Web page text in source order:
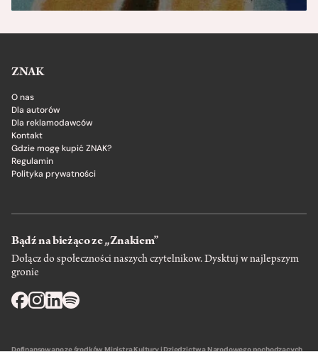
ZNAK
O nas
Dla autorów
Dla reklamodawców
Kontakt
Gdzie mogę kupić ZNAK?
Regulamin
Polityka prywatności
Bądź na bieżąco ze „Znakiem”
Dołącz do społeczności naszych czytelnikow. Dysktuj w najlepszym
gronie
Dofinansowano ze środków Ministra Kultury i Dziedzictwa Narodowego pochodzących